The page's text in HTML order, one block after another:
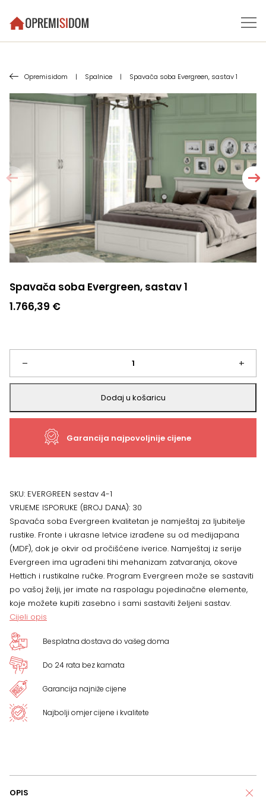
Opremisidom | Spalnice | Spavača soba Evergreen, sastav 1
Spavača soba Evergreen, sastav 1
1.766,39 €
–
Spavača
soba
Evergreen,
količina
+
Dodaj u košaricu
Garancija najpovoljnije cijene
SKU: EVERGREEN sestav 4-1
VRIJEME ISPORUKE (BROJ DANA): 30
Spavaća soba Evergreen kvalitetan je namještaj za ljubitelje
rustike. Fronte i ukrasne letvice izrađene su od medijapana
(MDF), dok je okvir od pročišćene iverice. Namještaj iz serije
Evergreen ima ugrađeni tihi mehanizam zatvaranja, okove
Hettich i rustikalne ručke. Program Evergreen može se sastaviti
po vašoj želji, jer imate na raspolagu pojedinačne elemente,
koje možete kupiti zasebno i sami sastaviti željeni sastav.
Cijeli opis
Besplatna dostava do vašeg doma
Do 24 rata bez kamata
Garancija najniže cijene
Najbolji omjer cijene i kvalitete
OPIS